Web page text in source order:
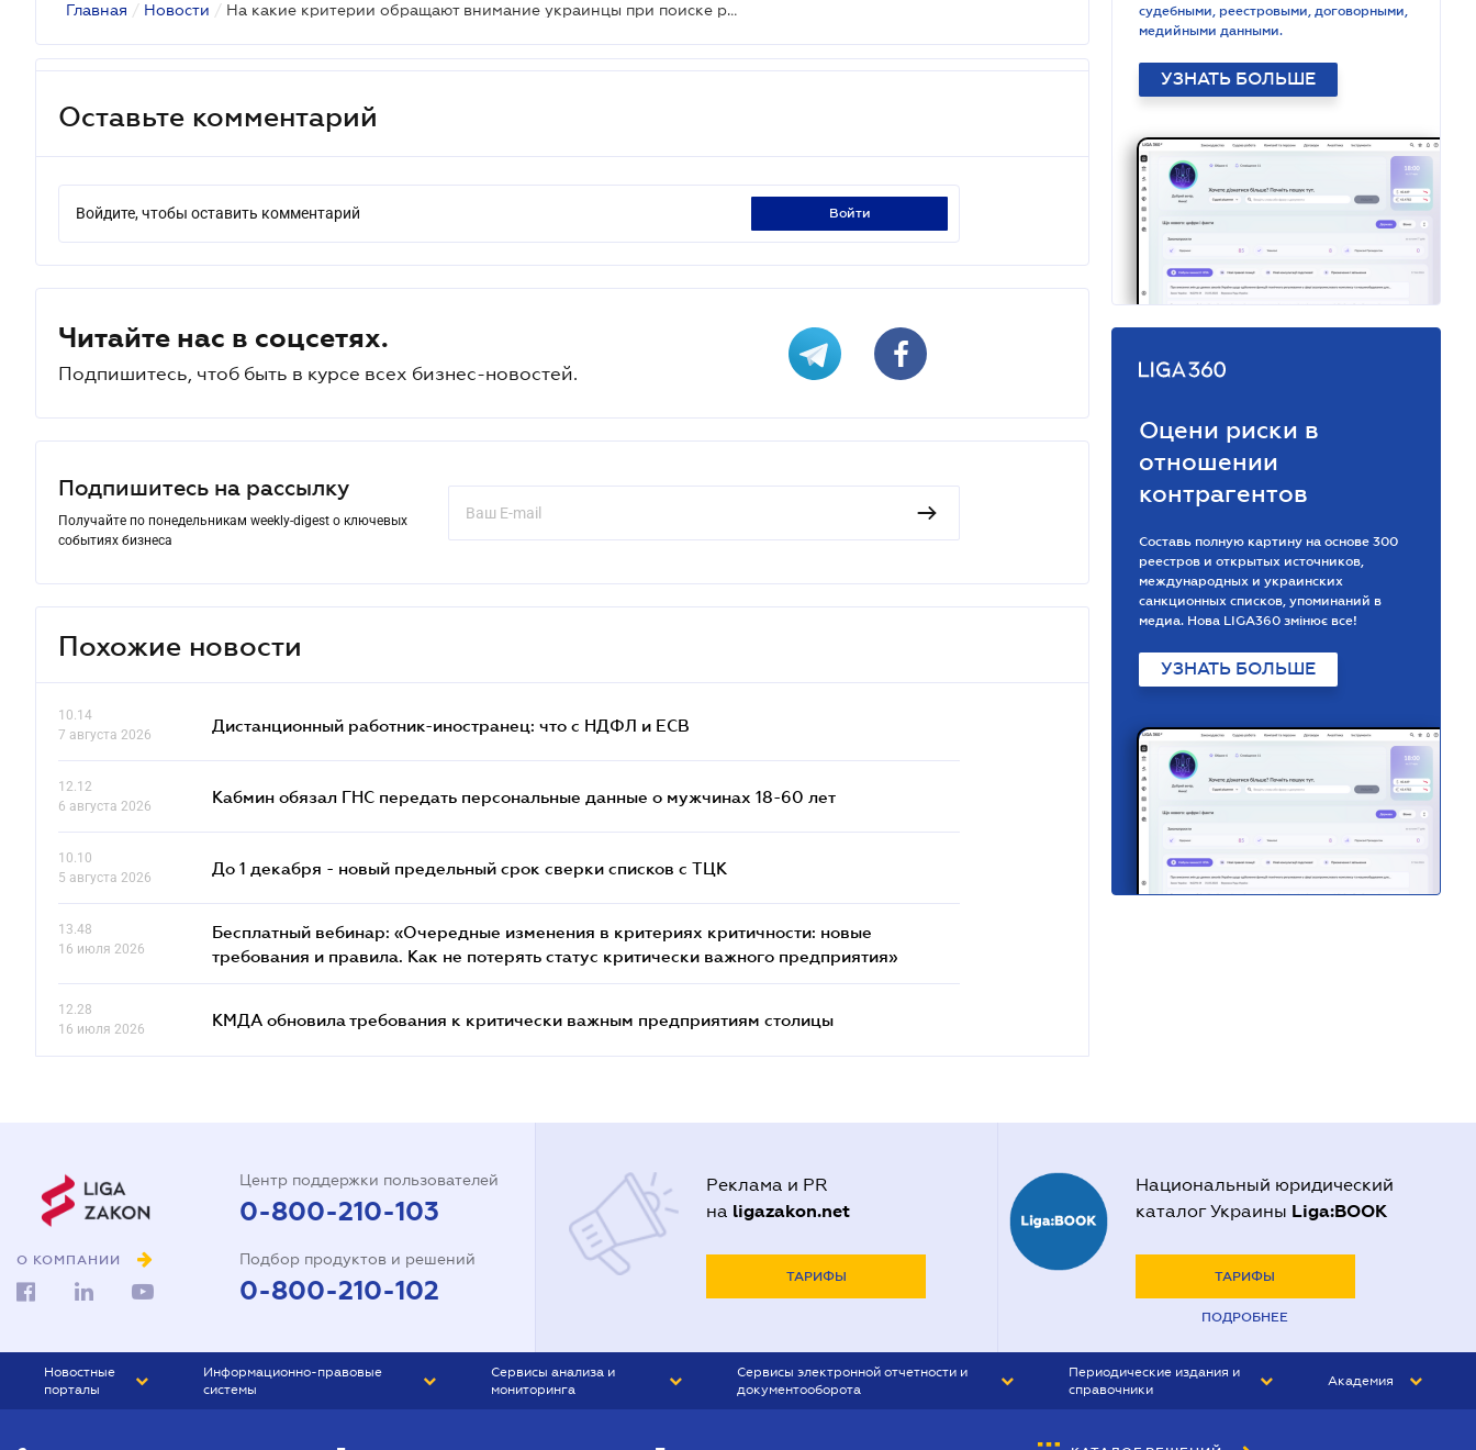
Главная / Новости / На какие критерии обращают внимание украинцы при поиске работы - опрос
Оставьте комментарий
Войдите, чтобы оставить комментарий войти
Читайте нас в соцсетях.
Подпишитесь, чтоб быть в курсе всех бизнес-новостей.
Подпишитесь на рассылку
Получайте по понедельникам weekly-digest о ключевых
событиях бизнеса
Похожие новости
10.14
7 августа 2026
Дистанционный работник-иностранец: что с НДФЛ и ЕСВ
12.12
6 августа 2026
Кабмин обязал ГНС передать персональные данные о мужчинах 18-60 лет
10.10
5 августа 2026
До 1 декабря - новый предельный срок сверки списков c ТЦК
13.48
16 июля 2026
Бесплатный вебинар: «Очередные изменения в критериях критичности: новые
требования и правила. Как не потерять статус критически важного предприятия»
12.28
16 июля 2026
КМДА обновила требования к критически важным предприятиям столицы
судебными, реестровыми, договорными,
медийными данными.
УЗНАТЬ БОЛЬШЕ
Оцени риски в
отношении
контрагентов
Составь полную картину на основе 300
реестров и открытых источников,
международных и украинских
санкционных списков, упоминаний в
медиа. Нова LIGA360 змінює все!
УЗНАТЬ БОЛЬШЕ
О КОМПАНИИ
Центр поддержки пользователей
0-800-210-103
Подбор продуктов и решений
0-800-210-102
Реклама и PR
на ligazakon.net
ТАРИФЫ
Национальный юридический
каталог Украины Liga:BOOK
ТАРИФЫ
ПОДРОБНЕЕ
Новостные
порталы
Информационно-правовые
системы
Сервисы анализа и
мониторинга
Сервисы электронной отчетности и
документооборота
Периодические издания и
справочники
Академия